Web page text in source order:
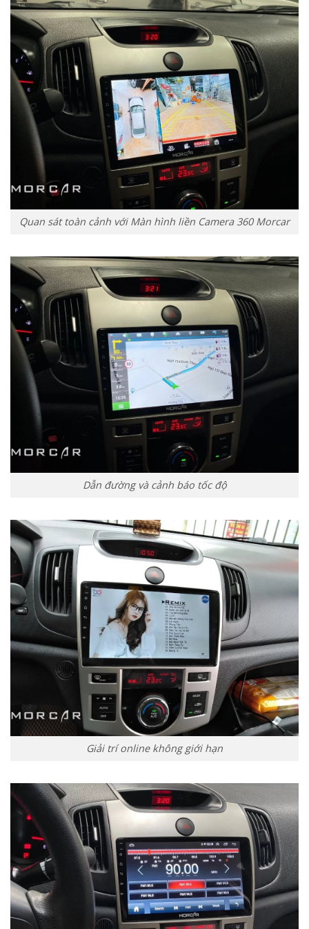
Quan sát toàn cảnh với Màn hình liền Camera 360 Morcar
Dẫn đường và cảnh báo tốc độ
Giải trí online không giới hạn